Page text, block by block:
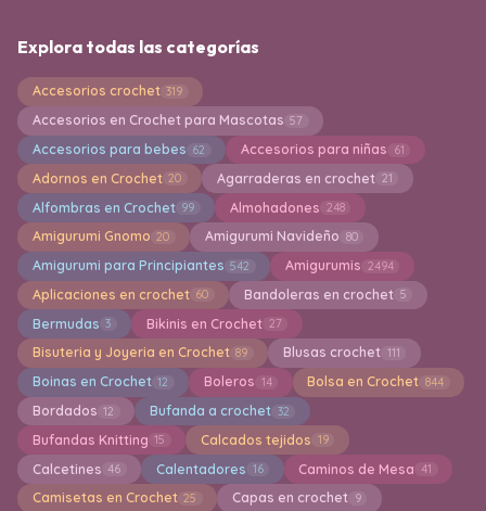
Explora todas las categorías
Accesorios crochet 319
Accesorios en Crochet para Mascotas 57
Accesorios para bebes 62 Accesorios para niñas 61
Adornos en Crochet 20 Agarraderas en crochet 21
Alfombras en Crochet 99 Almohadones 248
Amigurumi Gnomo 20 Amigurumi Navideño 80
Amigurumi para Principiantes 542 Amigurumis 2494
Aplicaciones en crochet 60 Bandoleras en crochet 5
Bermudas 3 Bikinis en Crochet 27
Bisuteria y Joyeria en Crochet 89 Blusas crochet 111
Boinas en Crochet 12 Boleros 14 Bolsa en Crochet 844
Bordados 12 Bufanda a crochet 32
Bufandas Knitting 15 Calcados tejidos 19
Calcetines 46 Calentadores 16 Caminos de Mesa 41
Camisetas en Crochet 25 Capas en crochet 9